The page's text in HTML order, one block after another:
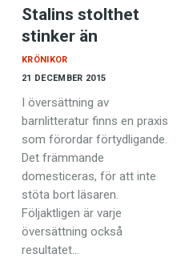
Stalins stolthet
stinker än
21 DECEMBER 2015
KRÖNIKOR
I översättning av
barnlitteratur finns en praxis
som förordar förtydligande.
Det främmande
domesticeras, för att inte
stöta bort läsaren.
Följaktligen är varje
översättning också
resultatet…